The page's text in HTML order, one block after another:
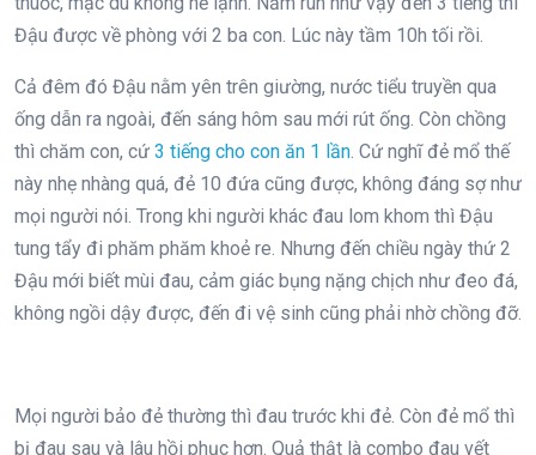
Đậu được về phòng với 2 ba con. Lúc này tầm 10h tối rồi.
Cả đêm đó Đậu nằm yên trên giường, nước tiểu truyền qua
ống dẫn ra ngoài, đến sáng hôm sau mới rút ống. Còn chồng
thì chăm con, cứ 3 tiếng cho con ăn 1 lần. Cứ nghĩ đẻ mổ thế
này nhẹ nhàng quá, đẻ 10 đứa cũng được, không đáng sợ như
mọi người nói. Trong khi người khác đau lom khom thì Đậu
tung tẩy đi phăm phăm khoẻ re. Nhưng đến chiều ngày thứ 2
Đậu mới biết mùi đau, cảm giác bụng nặng chịch như đeo đá,
không ngồi dậy được, đến đi vệ sinh cũng phải nhờ chồng đỡ.
Mọi người bảo đẻ thường thì đau trước khi đẻ. Còn đẻ mổ thì
bị đau sau và lâu hồi phục hơn. Quả thật là combo đau vết